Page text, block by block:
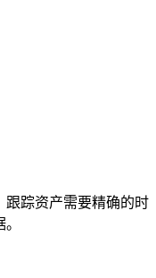
跟踪资产需要精确的时
。